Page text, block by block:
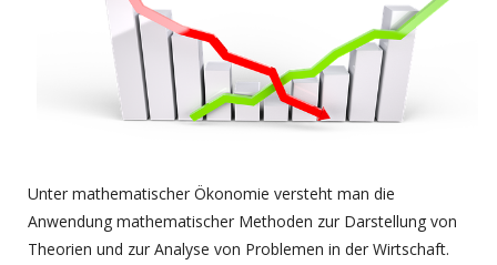
Unter mathematischer Ökonomie versteht man die
Anwendung mathematischer Methoden zur Darstellung von
Theorien und zur Analyse von Problemen in der Wirtschaft.